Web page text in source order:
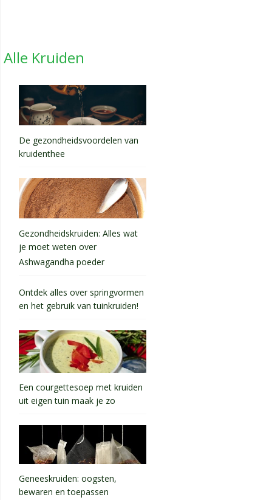
Alle Kruiden
De gezondheidsvoordelen van
kruidenthee
Gezondheidskruiden: Alles wat
je moet weten over
Ashwagandha poeder
Ontdek alles over springvormen
en het gebruik van tuinkruiden!
Een courgettesoep met kruiden
uit eigen tuin maak je zo
Geneeskruiden: oogsten,
bewaren en toepassen